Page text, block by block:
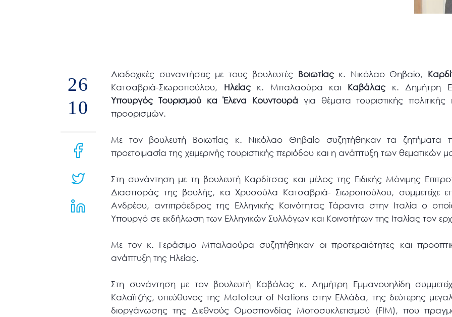
26
10
Διαδοχικές συναντήσεις με τους βουλευτές Βοιωτίαςκ. Νικόλαο Θηβαίο,
Κατσαβριά-Σιωροπούλου, Ηλείαςκ. Μπαλαούρα και Καβάλας κ. Δημήτρη
Υπουργός Τουρισμού κα Έλενα Κουντουρά για θέματα τουριστικής
προορισμών.
Με τον βουλευτή Βοιωτίας κ. Νικόλαο Θηβαίο συζητήθηκαν τα
προετοιμασία της χειμερινής τουριστικής περιόδου και η ανάπτυξη των
Στη συνάντηση με τη βουλευτή Καρδίτσας και μέλος της Ειδικής Μόνιμης
Διασποράς της βουλής, κα Χρυσούλα Κατσαβριά- Σιωροπούλου, συμμετείχε
Ανδρέου, αντιπρόεδρος της Ελληνικής Κοινότητας Τάραντα στην Ιταλία ο
Υπουργό σε εκδήλωση των Ελληνικών Συλλόγων και Κοινοτήτων της Ιταλίας τον
Με τον κ. Γεράσιμο Μπαλαούρα συζητήθηκαν οι προτεραιότητες και
ανάπτυξη της Ηλείας.
Στη συνάντηση με τον βουλευτή Καβάλας κ. Δημήτρη Εμμανουηλίδη
Καλαϊτζής, υπεύθυνος της Mototour of Nations στην Ελλάδα, της δεύτερης
διοργάνωσης της Διεθνούς Ομοσπονδίας Μοτοσυκλετισμού (FIM), που